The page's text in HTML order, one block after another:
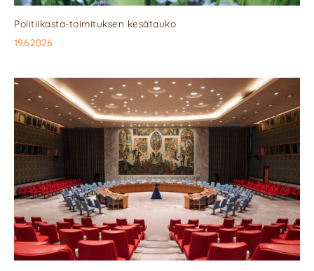
Politiikasta-toimituksen kesätauko
19.6.2026